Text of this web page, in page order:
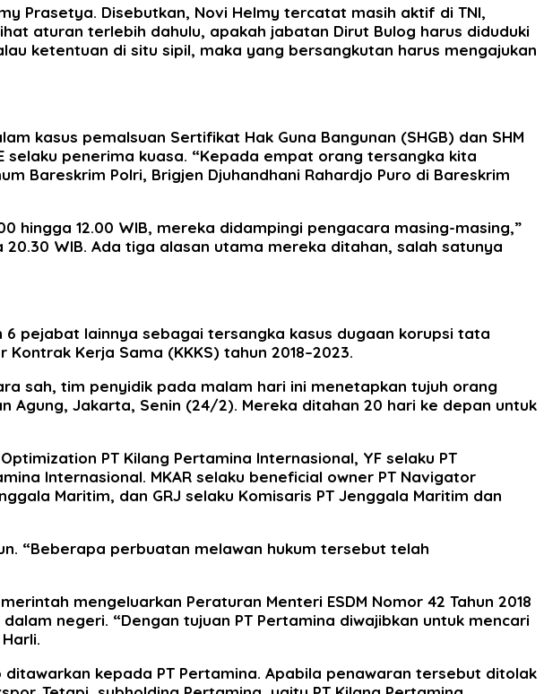
Prasetya. Disebutkan, Novi Helmy tercatat masih aktif di TNI,
aturan terlebih dahulu, apakah jabatan Dirut Bulog harus diduduki
ketentuan di situ sipil, maka yang bersangkutan harus mengajukan
kasus pemalsuan Sertifikat Hak Guna Bangunan (SHGB) dan SHM
selaku penerima kuasa. “Kepada empat orang tersangka kita
Bareskrim Polri, Brigjen Djuhandhani Rahardjo Puro di Bareskrim
hingga 12.00 WIB, mereka didampingi pengacara masing-masing,”
WIB. Ada tiga alasan utama mereka ditahan, salah satunya
6 pejabat lainnya sebagai tersangka kasus dugaan korupsi tata
Kerja Sama (KKKS) tahun 2018–2023.
sah, tim penyidik pada malam hari ini menetapkan tujuh orang
Agung, Jakarta, Senin (24/2). Mereka ditahan 20 hari ke depan untuk
PT Kilang Pertamina Internasional, YF selaku PT
Internasional. MKAR selaku beneficial owner PT Navigator
Maritim, dan GRJ selaku Komisaris PT Jenggala Maritim dan
“Beberapa perbuatan melawan hukum tersebut telah
mengeluarkan Peraturan Menteri ESDM Nomor 42 Tahun 2018
negeri. “Dengan tujuan PT Pertamina diwajibkan untuk mencari
kepada PT Pertamina. Apabila penawaran tersebut ditolak